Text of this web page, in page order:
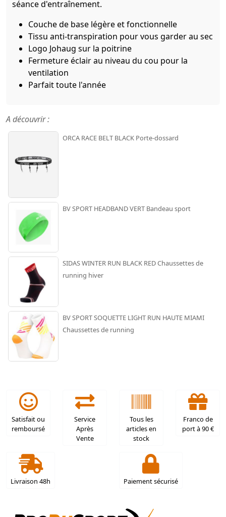
séance d'entraînement.
Couche de base légère et fonctionnelle
Tissu anti-transpiration pour vous garder au sec
Logo Johaug sur la poitrine
Fermeture éclair au niveau du cou pour la
ventilation
Parfait toute l'année
A découvrir :
ORCA RACE BELT BLACK Porte-dossard
BV SPORT HEADBAND VERT Bandeau sport
SIDAS WINTER RUN BLACK RED Chaussettes de
running hiver
BV SPORT SOQUETTE LIGHT RUN HAUTE MIAMI
Chaussettes de running
Satisfait ou
remboursé
Service
Après
Vente
Tous les
articles en
stock
Franco de
port à 90 €
Livraison 48h Paiement sécurisé